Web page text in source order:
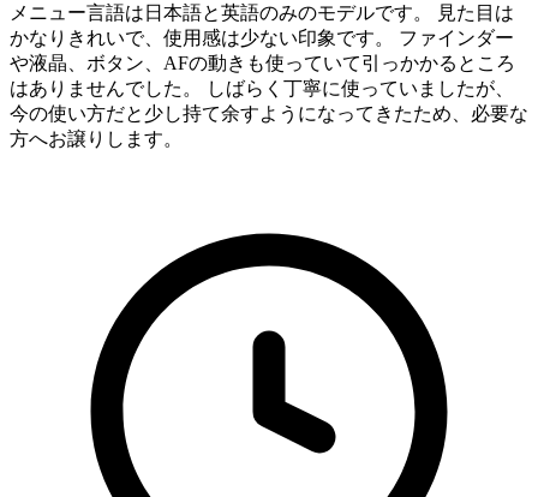
メニュー言語は日本語と英語のみのモデルです。 見た目は
かなりきれいで、使用感は少ない印象です。 ファインダー
や液晶、ボタン、AFの動きも使っていて引っかかるところ
はありませんでした。 しばらく丁寧に使っていましたが、
今の使い方だと少し持て余すようになってきたため、必要な
方へお譲りします。